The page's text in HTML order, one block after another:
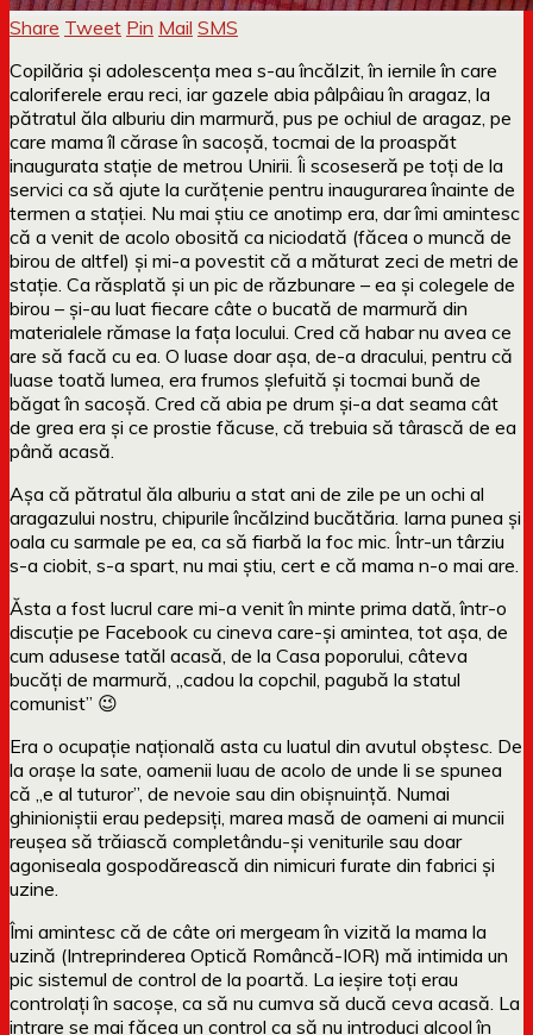
Share Tweet Pin Mail SMS
Copilăria și adolescența mea s-au încălzit, în iernile în care
caloriferele erau reci, iar gazele abia pâlpâiau în aragaz, la
pătratul ăla alburiu din marmură, pus pe ochiul de aragaz, pe
care mama îl cărase în sacoșă, tocmai de la proaspăt
inaugurata stație de metrou Unirii. Îi scoseseră pe toți de la
servici ca să ajute la curățenie pentru inaugurarea înainte de
termen a stației. Nu mai știu ce anotimp era, dar îmi amintesc
că a venit de acolo obosită ca niciodată (făcea o muncă de
birou de altfel) și mi-a povestit că a măturat zeci de metri de
stație. Ca răsplată și un pic de răzbunare – ea și colegele de
birou – și-au luat fiecare câte o bucată de marmură din
materialele rămase la fața locului. Cred că habar nu avea ce
are să facă cu ea. O luase doar așa, de-a dracului, pentru că
luase toată lumea, era frumos șlefuită și tocmai bună de
băgat în sacoșă. Cred că abia pe drum și-a dat seama cât
de grea era și ce prostie făcuse, că trebuia să târască de ea
până acasă.
Așa că pătratul ăla alburiu a stat ani de zile pe un ochi al
aragazului nostru, chipurile încălzind bucătăria. Iarna punea și
oala cu sarmale pe ea, ca să fiarbă la foc mic. Într-un târziu
s-a ciobit, s-a spart, nu mai știu, cert e că mama n-o mai are.
Ăsta a fost lucrul care mi-a venit în minte prima dată, într-o
discuție pe Facebook cu cineva care-și amintea, tot așa, de
cum adusese tatăl acasă, de la Casa poporului, câteva
bucăți de marmură, „cadou la copchil, pagubă la statul
comunist” 😉
Era o ocupație națională asta cu luatul din avutul obștesc. De
la orașe la sate, oamenii luau de acolo de unde li se spunea
că „e al tuturor”, de nevoie sau din obișnuință. Numai
ghinioniștii erau pedepsiți, marea masă de oameni ai muncii
reușea să trăiască completându-și veniturile sau doar
agoniseala gospodărească din nimicuri furate din fabrici și
uzine.
Îmi amintesc că de câte ori mergeam în vizită la mama la
uzină (Intreprinderea Optică Româncă-IOR) mă intimida un
pic sistemul de control de la poartă. La ieșire toți erau
controlați în sacoșe, ca să nu cumva să ducă ceva acasă. La
intrare se mai făcea un control ca să nu introduci alcool în